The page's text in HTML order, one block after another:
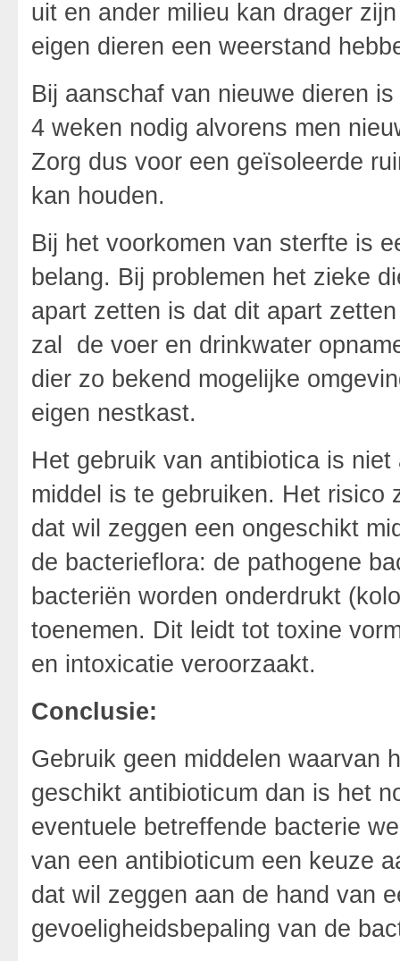
uit en ander milieu kan drager
eigen dieren een weerstand
Bij aanschaf van nieuwe dieren
4 weken nodig alvorens men
Zorg dus voor een geïsoleerde
kan houden.
Bij het voorkomen van sterfte is
belang. Bij problemen het zieke
apart zetten is dat dit apart
zal de voer en drinkwater
dier zo bekend mogelijke
eigen nestkast.
Het gebruik van antibiotica is
middel is te gebruiken. Het risico
dat wil zeggen een ongeschikt
de bacterieflora: de pathogene
bacteriën worden onderdrukt
toenemen. Dit leidt tot toxine
en intoxicatie veroorzaakt.
Conclusie:
Gebruik geen middelen waarvan
geschikt antibioticum dan is het
eventuele betreffende bacterie
van een antibioticum een keuze
dat wil zeggen aan de hand van
gevoeligheidsbepaling van de